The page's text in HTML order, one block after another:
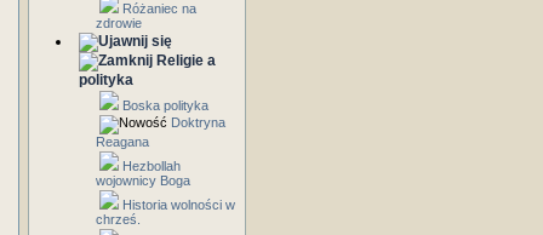
Różaniec na
zdrowie
Religie a
polityka
Boska polityka
Doktryna
Reagana
Hezbollah
wojownicy Boga
Historia wolności w
chrześ.